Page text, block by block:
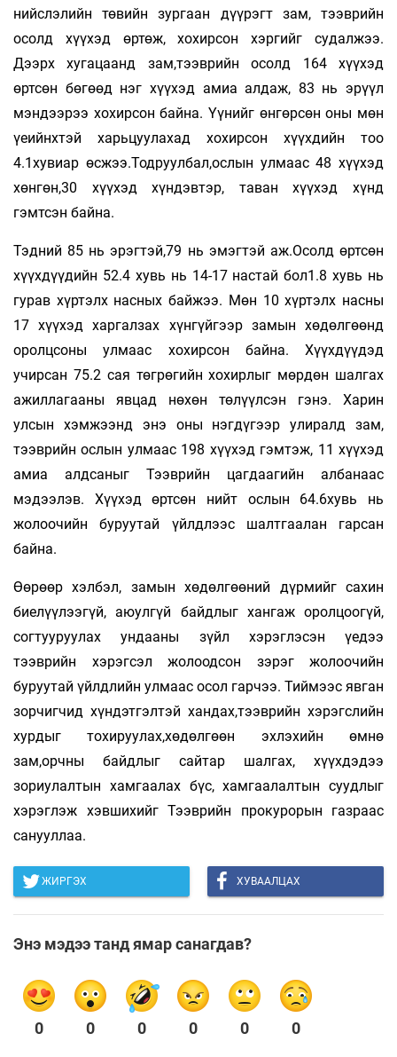
нийслэлийн төвийн зургаан дүүрэгт зам, тээврийн
осолд хүүхэд өртөж, хохирсон хэргийг судалжээ.
Дээрх хугацаанд зам,тээврийн осолд 164 хүүхэд
өртсөн бөгөөд нэг хүүхэд амиа алдаж, 83 нь эрүүл
мэндээрээ хохирсон байна. Үүнийг өнгөрсөн оны мөн
үеийнхтэй харьцуулахад хохирсон хүүхдийн тоо
4.1хувиар өсжээ.Тодруулбал,ослын улмаас 48 хүүхэд
хөнгөн,30 хүүхэд хүндэвтэр, таван хүүхэд хүнд
гэмтсэн байна.
Тэдний 85 нь эрэгтэй,79 нь эмэгтэй аж.Осолд өртсөн
хүүхдүүдийн 52.4 хувь нь 14-17 настай бол1.8 хувь нь
гурав хүртэлх насных байжээ. Мөн 10 хүртэлх насны
17 хүүхэд харгалзах хүнгүйгээр замын хөдөлгөөнд
оролцсоны улмаас хохирсон байна. Хүүхдүүдэд
учирсан 75.2 сая төгрөгийн хохирлыг мөрдөн шалгах
ажиллагааны явцад нөхөн төлүүлсэн гэнэ. Харин
улсын хэмжээнд энэ оны нэгдүгээр улиралд зам,
тээврийн ослын улмаас 198 хүүхэд гэмтэж, 11 хүүхэд
амиа алдсаныг Тээврийн цагдаагийн албанаас
мэдээлэв. Хүүхэд өртсөн нийт ослын 64.6хувь нь
жолоочийн буруутай үйлдлээс шалтгаалан гарсан
байна.
Өөрөөр хэлбэл, замын хөдөлгөөний дүрмийг сахин
биелүүлээгүй, аюулгүй байдлыг хангаж оролцоогүй,
согтууруулах ундааны зүйл хэрэглэсэн үедээ
тээврийн хэрэгсэл жолоодсон зэрэг жолоочийн
буруутай үйлдлийн улмаас осол гарчээ. Тиймээс явган
зорчигчид хүндэтгэлтэй хандах,тээврийн хэрэгслийн
хурдыг тохируулах,хөдөлгөөн эхлэхийн өмнө
зам,орчны байдлыг сайтар шалгах, хүүхдэдээ
зориулалтын хамгаалах бүс, хамгаалалтын суудлыг
хэрэглэж хэвшихийг Тээврийн прокурорын газраас
санууллаа.
ЖИРГЭХ ХУВААЛЦАХ
Энэ мэдээ танд ямар санагдав?
0 0 0 0 0 0